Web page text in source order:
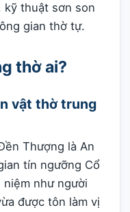
thuật sơn son
gian thờ tự.
thờ ai?
vật thờ trung
Thượng là An
tín ngưỡng Cổ
niệm như người
được tôn làm vị